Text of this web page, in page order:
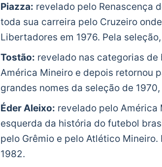
Piazza: revelado pelo Renascença
toda sua carreira pelo Cruzeiro
Libertadores em 1976. Pela
Tostão: revelado nas categorias de
América Mineiro e depois retornou
grandes nomes da seleção de
Éder Aleixo: revelado pelo América
esquerda da história do futebol
pelo Grêmio e pelo Atlético
1982.